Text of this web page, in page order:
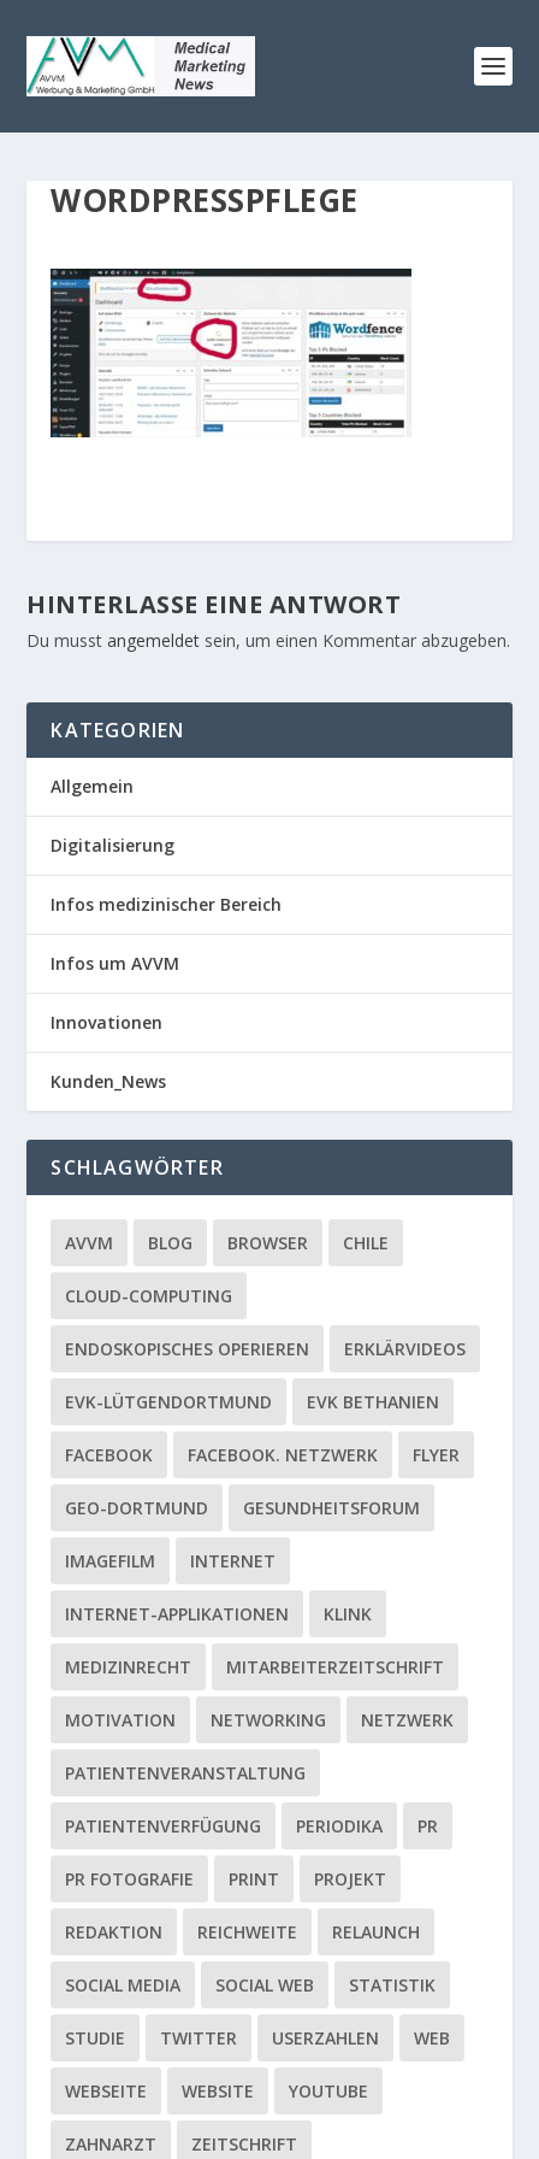
WORDPRESSPFLEGE
HINTERLASSE EINE ANTWORT
Du musstangemeldet sein, um einen Kommentar abzugeben.
KATEGORIEN
Allgemein
Digitalisierung
Infos medizinischer Bereich
Infos um AVVM
Innovationen
Kunden_News
SCHLAGWÖRTER
AVVM BLOG BROWSER CHILE
CLOUD-COMPUTING
ENDOSKOPISCHES OPERIEREN ERKLÄRVIDEOS
EVK-LÜTGENDORTMUND EVK BETHANIEN
FACEBOOK FACEBOOK. NETZWERK FLYER
GEO-DORTMUND GESUNDHEITSFORUM
IMAGEFILM INTERNET
INTERNET-APPLIKATIONEN KLINK
MEDIZINRECHT MITARBEITERZEITSCHRIFT
MOTIVATION NETWORKING NETZWERK
PATIENTENVERANSTALTUNG
PATIENTENVERFÜGUNG PERIODIKA PR
PR FOTOGRAFIE PRINT PROJEKT
REDAKTION REICHWEITE RELAUNCH
SOCIAL MEDIA SOCIAL WEB STATISTIK
STUDIE TWITTER USERZAHLEN WEB
WEBSEITE WEBSITE YOUTUBE
ZAHNARZT ZEITSCHRIFT